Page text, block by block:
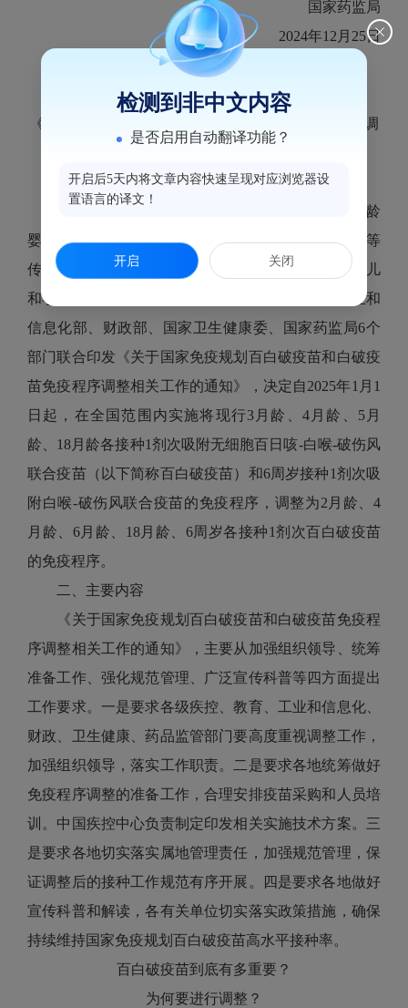
国家药监局
2024年12月25日
（信息公开形式：主动公开）
《关于国家免疫规划百白破疫苗和白破疫苗免疫程序调
一、出台背景
近年来，全球和我国百日咳疫情回升，我国小月龄
婴儿和学龄儿童发病风险有所升高。根据我国百日咳等
传染病疫情防控工作需要，为进一步加强对小月龄婴儿
和学龄儿童的免疫保护，国家疾控局、教育部、工业和
信息化部、财政部、国家卫生健康委、国家药监局6个
部门联合印发《关于国家免疫规划百白破疫苗和白破疫
苗免疫程序调整相关工作的通知》，决定自2025年1月1
日起，在全国范围内实施将现行3月龄、4月龄、5月
龄、18月龄各接种1剂次吸附无细胞百日咳-白喉-破伤风
联合疫苗（以下简称百白破疫苗）和6周岁接种1剂次吸
附白喉-破伤风联合疫苗的免疫程序，调整为2月龄、4
月龄、6月龄、18月龄、6周岁各接种1剂次百白破疫苗
的免疫程序。
二、主要内容
《关于国家免疫规划百白破疫苗和白破疫苗免疫程
序调整相关工作的通知》，主要从加强组织领导、统筹
准备工作、强化规范管理、广泛宣传科普等四方面提出
工作要求。一是要求各级疾控、教育、工业和信息化、
财政、卫生健康、药品监管部门要高度重视调整工作，
加强组织领导，落实工作职责。二是要求各地统筹做好
免疫程序调整的准备工作，合理安排疫苗采购和人员培
训。中国疾控中心负责制定印发相关实施技术方案。三
是要求各地切实落实属地管理责任，加强规范管理，保
证调整后的接种工作规范有序开展。四是要求各地做好
宣传科普和解读，各有关单位切实落实政策措施，确保
持续维持国家免疫规划百白破疫苗高水平接种率。
百白破疫苗到底有多重要？
为何要进行调整？
检测到非中文内容
是否启用自动翻译功能？
开启后5天内将文章内容快速呈现对应浏览器设
置语言的译文！
开启 关闭